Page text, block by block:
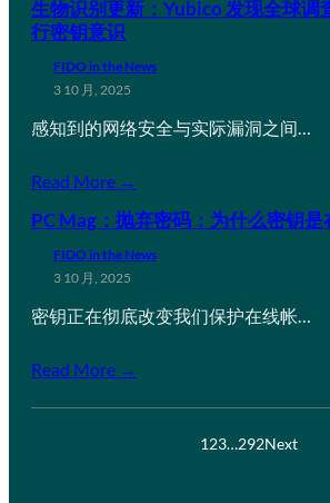
生物识别更新：Yubico 发现全球调
行密钥意识
FIDO in the News
3 10 月, 2025
感知到的网络安全与实际漏洞之间…
Read More →
PC Mag：抛弃密码：为什么密钥
FIDO in the News
3 10 月, 2025
密钥正在彻底改变我们保护在线帐…
Read More →
123…292Next